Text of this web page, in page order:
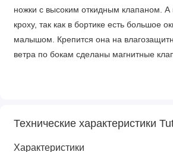
ножки с высоким откидным клапаном. А
кроху, так как в бортике есть большое
малышом. Крепится она на
ветра по бокам сделаны магнитные
Когда кроха подрастёт и сможет
Технические характеристики
Характеристики